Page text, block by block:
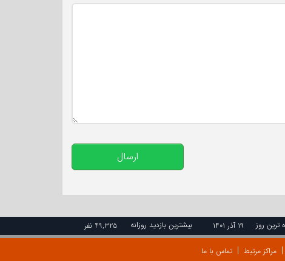
ارسال
ترین روز ۱۹ آذر ۱۴۰۱ بیشترین بازدید روزانه ۴۹,۳۲۵ نفر
مراکز مرتبط تماس با ما